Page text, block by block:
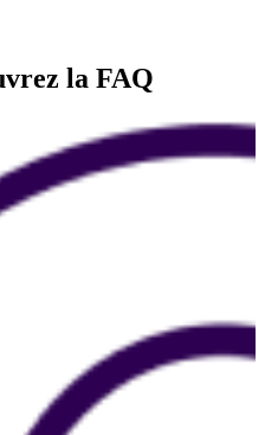
la FAQ